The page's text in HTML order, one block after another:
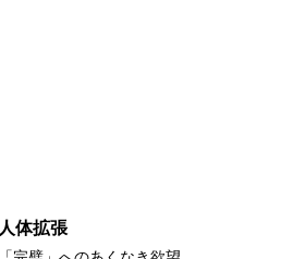
人体拡張